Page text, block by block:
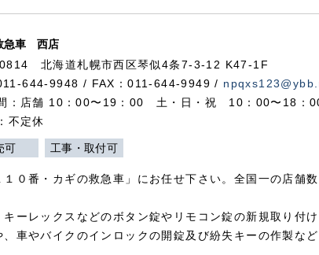
急車 西店
北海道札幌市西区琴似4条7-3-12 K47-1F
644-9948 / FAX：011-644-9949 /
：店舗 10：00〜19：00 土・日・祝 10：00〜18：
不定休
可 工事・取付可
０番・カギの救急車」にお任せ下さい。全国一の店舗
ーレックスなどのボタン錠やリモコン錠の新規取り付
車やバイクのインロックの開錠及び紛失キーの作製な